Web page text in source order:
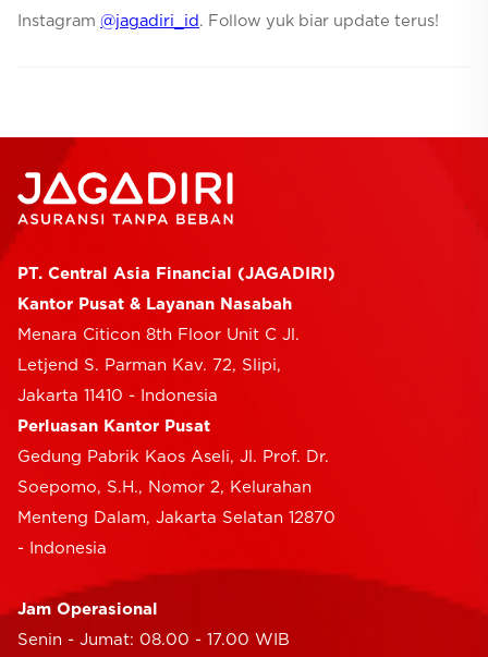
Instagram @jagadiri_id . Follow yuk biar update terus!
PT. Central Asia Financial (JAGADIRI)
Kantor Pusat & Layanan Nasabah
Menara Citicon 8th Floor Unit C Jl.
Letjend S. Parman Kav. 72, Slipi,
Jakarta 11410 - Indonesia
Perluasan Kantor Pusat
Gedung Pabrik Kaos Aseli, Jl. Prof. Dr.
Soepomo, S.H., Nomor 2, Kelurahan
Menteng Dalam, Jakarta Selatan 12870
- Indonesia
Jam Operasional
Senin - Jumat: 08.00 - 17.00 WIB